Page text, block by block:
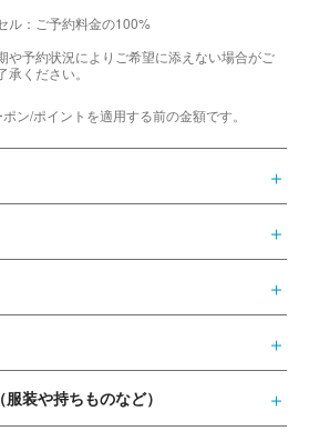
ル：ご予約料金の100%
や予約状況によりご希望に添えない場合がご
ください。
ン/ポイントを適用する前の金額です。
装や持ちものなど）